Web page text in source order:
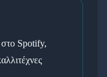
Spotify,